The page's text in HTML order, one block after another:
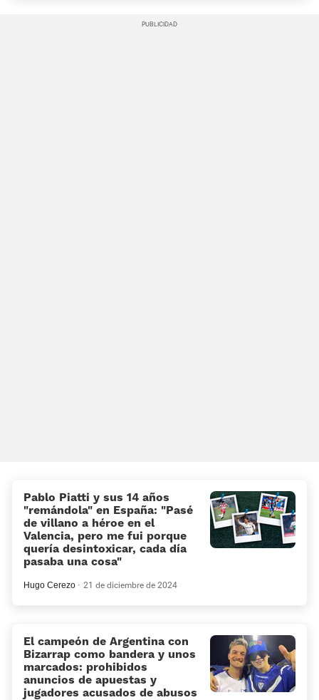
Pablo Piatti y sus 14 años
“remándola” en España: “Pasé
de villano a héroe en el
Valencia, pero me fui porque
quería desintoxicar, cada día
pasaba una cosa”
Hugo Cerezo 21 de diciembre de 2024
El campeón de Argentina con
Bizarrap como bandera y unos
marcados: prohibidos
anuncios de apuestas y
jugadores acusados de abusos